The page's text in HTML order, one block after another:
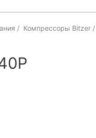
Компрессоры Bitzer